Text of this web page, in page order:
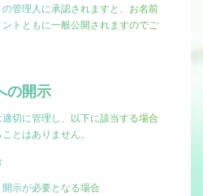
管理人に承認されますと、お名前
ントともに一般公開されますのでご
の開示
切に管理し、以下に該当する場合
とはありません。
示が必要となる場合